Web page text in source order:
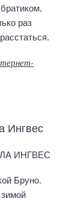
раз
Ингвес
Бруно.